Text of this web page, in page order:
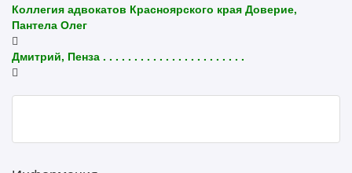
Коллегия адвокатов Красноярского края Доверие,
Пантела Олег
Дмитрий, Пенза . . . . . . . . . . . . . . . . . . . . . . .